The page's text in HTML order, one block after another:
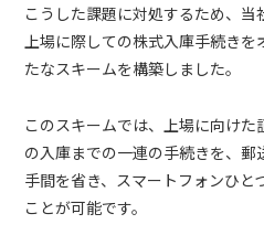
こうした課題に対処するため、当
上場に際しての株式入庫手続き
たなスキームを構築しました。
このスキームでは、上場に向け
の入庫までの一連の手続きを、
手間を省き、スマートフォンひと
ことが可能です。